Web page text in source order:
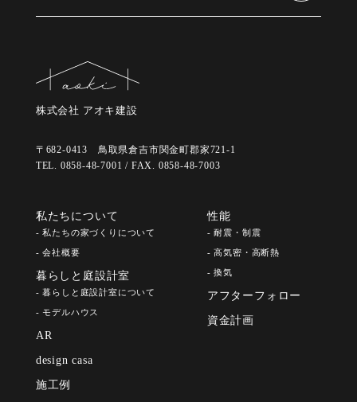
株式会社 アオキ建設
〒682-0413 鳥取県倉吉市関金町郡家721-1
TEL. 0858-48-7001 / FAX. 0858-48-7003
私たちについて
- 私たちの家づくりについて
- 会社概要
暮らしと庭設計室
- 暮らしと庭設計室について
- モデルハウス
AR
design casa
施工例
性能
- 耐震・制震
- 高気密・高断熱
- 換気
アフターフォロー
資金計画